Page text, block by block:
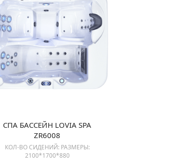
СПА БАССЕЙН LOVIA SPA
ZR6008
КОЛ-ВО СИДЕНИЙ: РАЗМЕРЫ:
2100*1700*880